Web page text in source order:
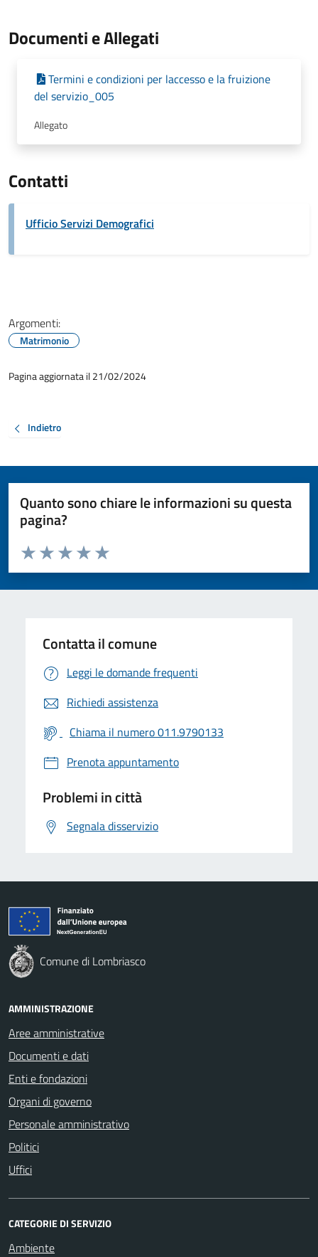
Documenti e Allegati
Termini e condizioni per laccesso e la fruizione
del servizio_005
Allegato
Contatti
Ufficio Servizi Demografici
Argomenti:
Matrimonio
Pagina aggiornata il 21/02/2024
Indietro
Quanto sono chiare le informazioni su questa
pagina?
Valuta da 1 a 5 stelle la pagina
Valuta 5 stelle su 5
Valuta 4 stelle su 5
Valuta 3 stelle su 5
Valuta 2 stelle su 5
Valuta 1 stelle su 5
Contatta il comune
Leggi le domande frequenti
Richiedi assistenza
Chiama il numero 011.9790133
Prenota appuntamento
Problemi in città
Segnala disservizio
Comune di Lombriasco
AMMINISTRAZIONE
Aree amministrative
Documenti e dati
Enti e fondazioni
Organi di governo
Personale amministrativo
Politici
Uffici
CATEGORIE DI SERVIZIO
Ambiente